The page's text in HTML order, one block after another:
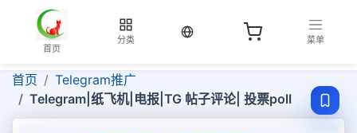
首页
分类
当前语言：中文
菜单
首页
Telegram推广
Telegram|纸飞机|电报|TG 帖子评论| 投票poll